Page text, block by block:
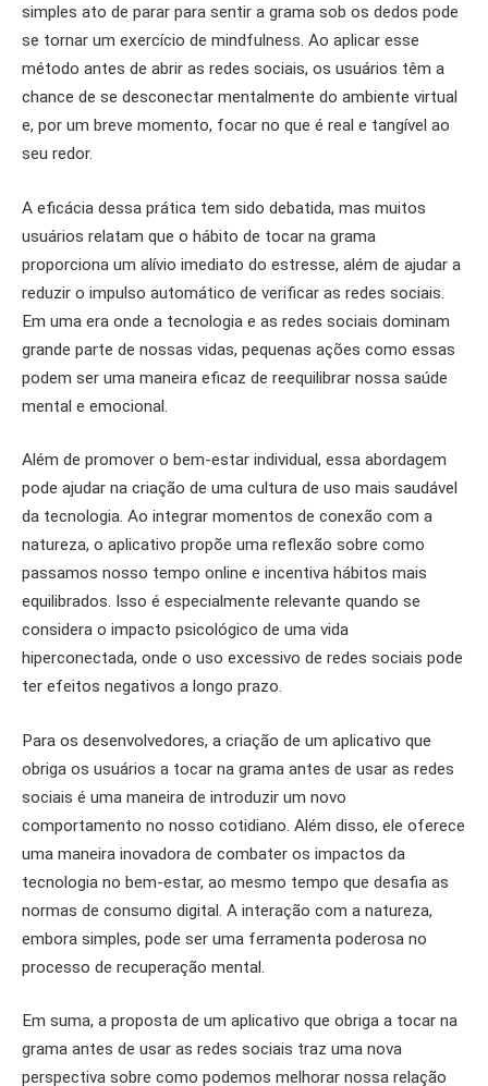
simples ato de parar para sentir a grama sob os dedos pode
se tornar um exercício de mindfulness. Ao aplicar esse
método antes de abrir as redes sociais, os usuários têm a
chance de se desconectar mentalmente do ambiente virtual
e, por um breve momento, focar no que é real e tangível ao
seu redor.
A eficácia dessa prática tem sido debatida, mas muitos
usuários relatam que o hábito de tocar na grama
proporciona um alívio imediato do estresse, além de ajudar a
reduzir o impulso automático de verificar as redes sociais.
Em uma era onde a tecnologia e as redes sociais dominam
grande parte de nossas vidas, pequenas ações como essas
podem ser uma maneira eficaz de reequilibrar nossa saúde
mental e emocional.
Além de promover o bem-estar individual, essa abordagem
pode ajudar na criação de uma cultura de uso mais saudável
da tecnologia. Ao integrar momentos de conexão com a
natureza, o aplicativo propõe uma reflexão sobre como
passamos nosso tempo online e incentiva hábitos mais
equilibrados. Isso é especialmente relevante quando se
considera o impacto psicológico de uma vida
hiperconectada, onde o uso excessivo de redes sociais pode
ter efeitos negativos a longo prazo.
Para os desenvolvedores, a criação de um aplicativo que
obriga os usuários a tocar na grama antes de usar as redes
sociais é uma maneira de introduzir um novo
comportamento no nosso cotidiano. Além disso, ele oferece
uma maneira inovadora de combater os impactos da
tecnologia no bem-estar, ao mesmo tempo que desafia as
normas de consumo digital. A interação com a natureza,
embora simples, pode ser uma ferramenta poderosa no
processo de recuperação mental.
Em suma, a proposta de um aplicativo que obriga a tocar na
grama antes de usar as redes sociais traz uma nova
perspectiva sobre como podemos melhorar nossa relação